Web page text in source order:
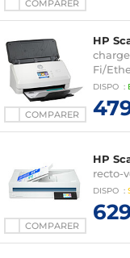
COMPARER
COMPARER
HP
Fi/
DISPO :
COMPARER
HP
recto-
DISPO :